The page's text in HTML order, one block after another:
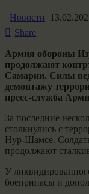
Новости
Share
Армия обороны
продолжают
Самарии. Силы
демонтажу
пресс-служба
За последние
столкнулись с
Нур-Шамсе.
продолжают
У
боеприпасы и